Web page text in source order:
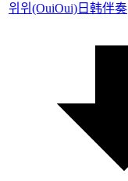
위위(OuiOui) 日韩伴奏